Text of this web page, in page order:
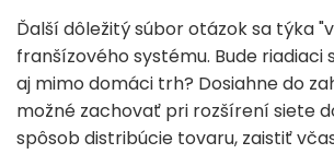
Ďalší dôležitý súbor otázok sa týka
franšízového systému. Bude
aj mimo domáci trh? Dosiahne do
možné zachovať pri rozšírení siete
spôsob distribúcie tovaru, zaistiť